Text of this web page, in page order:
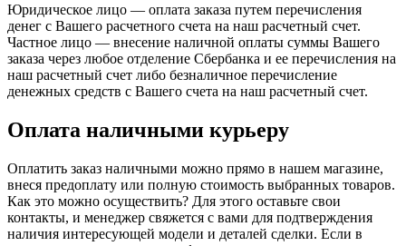
Юридическое лицо — оплата заказа путем перечисления
денег с Вашего расчетного счета на наш расчетный счет.
Частное лицо — внесение наличной оплаты суммы Вашего
заказа через любое отделение Сбербанка и ее перечисления на
наш расчетный счет либо безналичное перечисление
денежных средств с Вашего счета на наш расчетный счет.
Оплата наличными курьеру
Оплатить заказ наличными можно прямо в нашем магазине,
внеся предоплату или полную стоимость выбранных товаров.
Как это можно осуществить? Для этого оставьте свои
контакты, и менеджер свяжется с вами для подтверждения
наличия интересующей модели и деталей сделки. Если в